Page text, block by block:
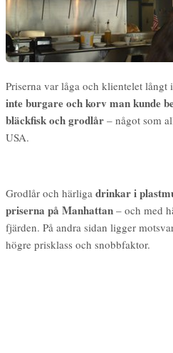
Priserna var låga och klientelet långt
inte burgare och korv man kunde
bläckfisk och grodlår – något som
USA.
Grodlår och härliga drinkar i
priserna på Manhattan – och med
fjärden. På andra sidan ligger
högre prisklass och snobbfaktor.